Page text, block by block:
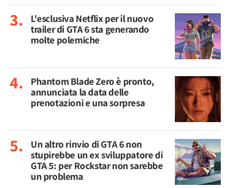
L'esclusiva Netflix per il nuovo
trailer di GTA 6 sta generando
molte polemiche
Phantom Blade Zero è pronto,
annunciata la data delle
prenotazioni e una sorpresa
Un altro rinvio di GTA 6 non
stupirebbe un ex sviluppatore di
GTA 5: per Rockstar non sarebbe
un problema